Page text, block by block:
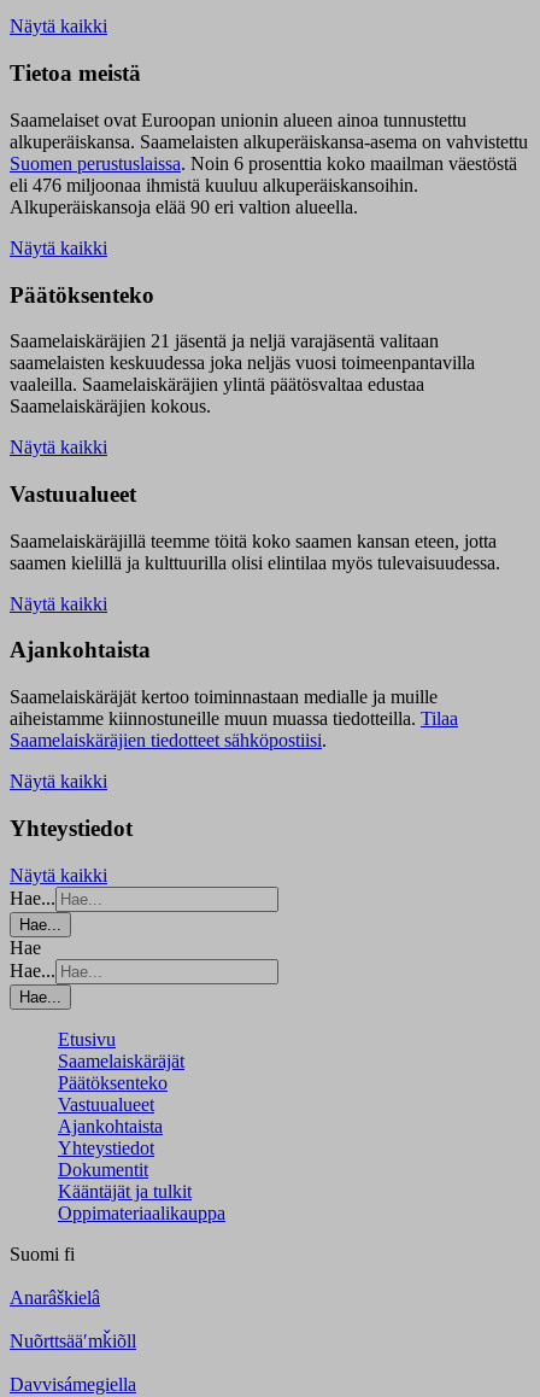
Näytä kaikki
Tietoa meistä
Saamelaiset ovat Euroopan unionin alueen ainoa tunnustettu
alkuperäiskansa. Saamelaisten alkuperäiskansa-asema on vahvistettu
Suomen perustuslaissa. Noin 6 prosenttia koko maailman väestöstä
eli 476 miljoonaa ihmistä kuuluu alkuperäiskansoihin.
Alkuperäiskansoja elää 90 eri valtion alueella.
Näytä kaikki
Päätöksenteko
Saamelaiskäräjien 21 jäsentä ja neljä varajäsentä valitaan
saamelaisten keskuudessa joka neljäs vuosi toimeenpantavilla
vaaleilla. Saamelaiskäräjien ylintä päätösvaltaa edustaa
Saamelaiskäräjien kokous.
Näytä kaikki
Vastuualueet
Saamelaiskäräjillä teemme töitä koko saamen kansan eteen, jotta
saamen kielillä ja kulttuurilla olisi elintilaa myös tulevaisuudessa.
Näytä kaikki
Ajankohtaista
Saamelaiskäräjät kertoo toiminnastaan medialle ja muille
aiheistamme kiinnostuneille muun muassa tiedotteilla. Tilaa
Saamelaiskäräjien tiedotteet sähköpostiisi.
Näytä kaikki
Yhteystiedot
Näytä kaikki
Hae...
Hae...
Hae
Hae...
Hae...
Etusivu
Saamelaiskäräjät
Päätöksenteko
Vastuualueet
Ajankohtaista
Yhteystiedot
Dokumentit
Kääntäjät ja tulkit
Oppimateriaalikauppa
Suomi fi
Anarâškielâ
Nuõrttsääʹmǩiõll
Davvisámegiella